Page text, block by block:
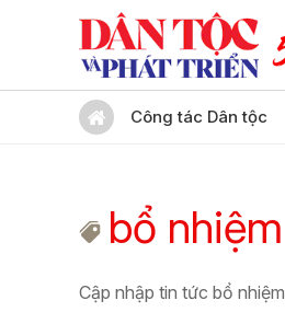
Công tác Dân tộc
bổ nhiệm
Cập nhập tin tức bổ nhiệm